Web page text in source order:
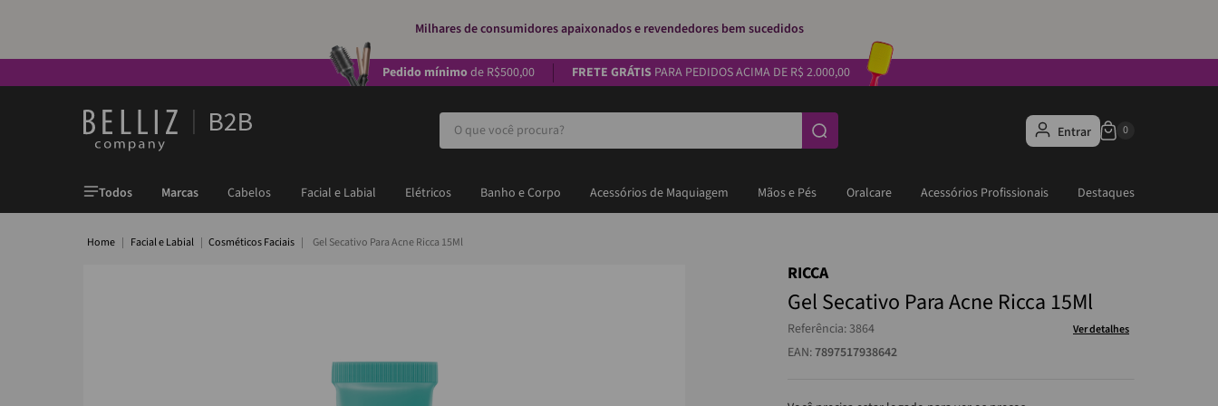
Milhares de consumidores apaixonados e revendedores bem sucedidos
Pedido mínimode R$500,00 FRETE GRÁTISPARA PEDIDOS ACIMA DE R$ 2.000,00
O que você procura?
Entrar
Marcas
Todos Cabelos Facial e Labial Elétricos Banho e Corpo Acessórios de Maquiagem Mãos e Pés Oralcare Acessórios Profissionais Destaques
Facial e Labial Cosméticos Faciais Gel Secativo Para Acne Ricca 15Ml
RICCA
Gel Secativo Para Acne Ricca 15Ml
Referência:3864 Ver detalhes
EAN:7897517938642